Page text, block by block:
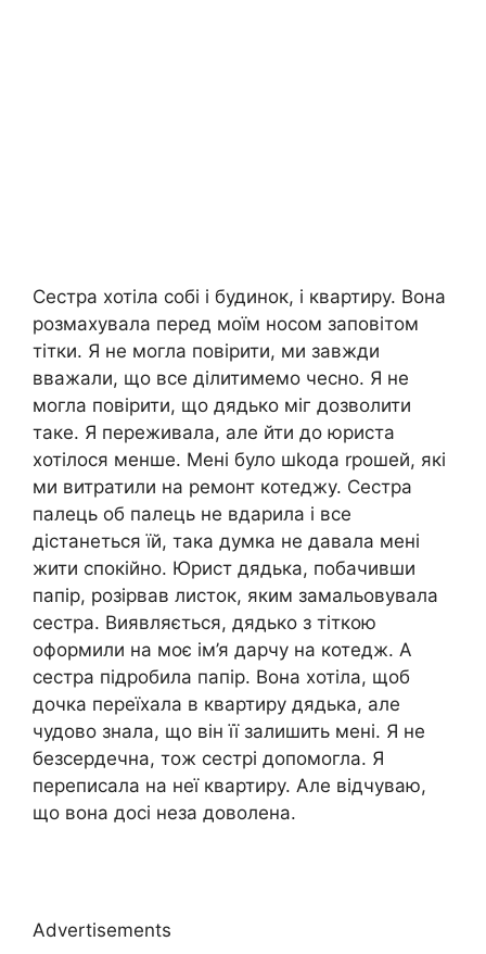
Сестра хотіла собі і будинок, і квартиру. Вона
розмахувала перед моїм носом заповітом
тітки. Я не могла повірити, ми завжди
вважали, що все ділитимемо чесно. Я не
могла повірити, що дядько міг дозволити
таке. Я переживала, але йти до юриста
хотілося менше. Мені було шkода rрошей, які
ми витратили на ремонт котеджу. Сестра
палець об палець не вдарила і все
дістанеться їй, така думка не давала мені
жити спокійно. Юрист дядька, побачивши
папір, розірвав листок, яким замальовувала
сестра. Виявляється, дядько з тіткою
оформили на моє ім’я дарчу на котедж. А
сестра підробила папір. Вона хотіла, щоб
дочка переїхала в квартиру дядька, але
чудово знала, що він її залишить мені. Я не
безсердечна, тож сестрі допомогла. Я
переписала на неї квартиру. Але відчуваю,
що вона досі неза доволена.
Advertisements